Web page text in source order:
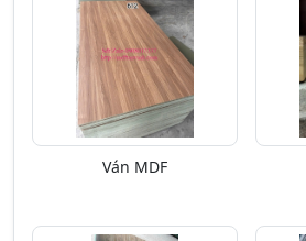
Ván MDF